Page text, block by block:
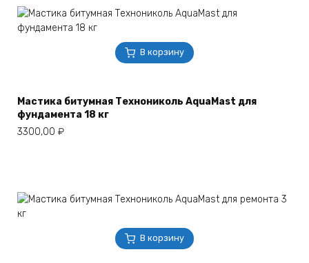
В корзину
Мастика битумная Технониколь AquaMast для
фундамента 18 кг
3300,00 ₽
В корзину